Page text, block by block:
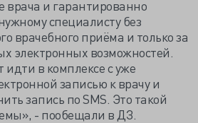
врача и гарантированно
специалисту без
врачебного приёма и только за
электронных возможностей.
идти в комплексе с уже
записью к врачу и
запись по SMS. Это такой
- пообещали в ДЗ.